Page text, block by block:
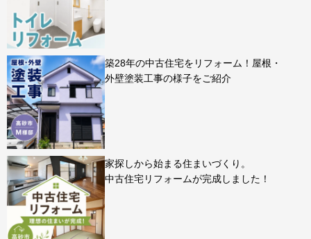
築28年の中古住宅をリフォーム！屋根・
外壁塗装工事の様子をご紹介
家探しから始まる住まいづくり。
中古住宅リフォームが完成しました！